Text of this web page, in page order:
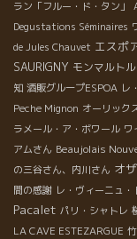
ラン「フルー・ド・タン」
Degustations Séminaires
de Jules Chauvet エスポ
SAURIGNY モンマルトル
知 酒販グループESPOA レ
Peche Mignon オーリック
ラメール・ア・ボワール ワ
アムさん Beaujolais
の三谷さん、内川さん オ
間の感謝 レ・ヴィーニュ
Pacalet パリ・シャトレ
LA CAVE ESTEZARGUE